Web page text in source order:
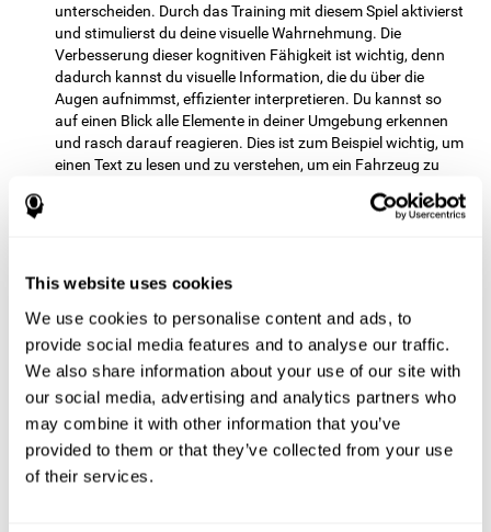
This website uses cookies
We use cookies to personalise content and ads, to
provide social media features and to analyse our traffic.
We also share information about your use of our site with
our social media, advertising and analytics partners who
may combine it with other information that you’ve
provided to them or that they’ve collected from your use
of their services.
unterscheiden. Durch das Training mit diesem Spiel aktivierst
und stimulierst du deine visuelle Wahrnehmung. Die
Verbesserung dieser kognitiven Fähigkeit ist wichtig, denn
dadurch kannst du visuelle Information, die du über die
Augen aufnimmst, effizienter interpretieren. Du kannst so
auf einen Blick alle Elemente in deiner Umgebung erkennen
und rasch darauf reagieren. Dies ist zum Beispiel wichtig, um
einen Text zu lesen und zu verstehen, um ein Fahrzeug zu
Bewegungen vorauszusehen und festzulegen. Es geht
nämlich darum, die Buchstaben so zu ordnen, dass sie das
Zielwort ergeben, wobei du jedoch nur eine möglichst geringe
Anzahl an Bewegungen verwenden darfst. Mit diesem Spiel
aktivierst und stärkst du dein Planungsvermögen. Es ist sehr
wichtig, diese kognitive Fähigkeit zu verbessern, denn sie
erlaubt es dir im Alltag an die Zukunft zu denken und mental
die richtige Ausführung einer Aufgabe vorherzusehen, oder
ein spezifisches Ziel zu erreichen. Dies ist zum Beispiel
notwendig, wenn du planst, wie du eine Schulaufgabe lösen